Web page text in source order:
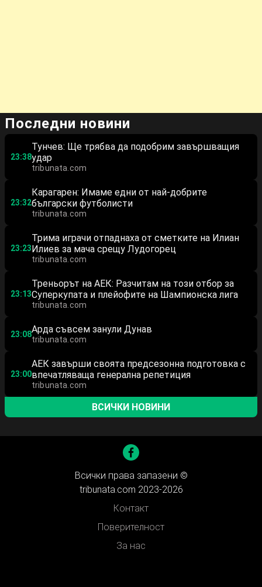
Последни новини
23:38
Тунчев: Ще трябва да подобрим завършващия
удар
tribunata.com
23:32
Карагарен: Имаме едни от най-добрите
български футболисти
tribunata.com
23:23
Трима играчи отпаднаха от сметките на Илиан
Илиев за мача срещу Лудогорец
tribunata.com
23:13
Треньорът на АЕК: Разчитам на този отбор за
Суперкупата и плейофите на Шампионска лига
tribunata.com
23:08Арда съвсем занули Дунав
tribunata.com
23:00
АЕК завърши своята предсезонна подготовка с
впечатляваща генерална репетиция
tribunata.com
ВСИЧКИ НОВИНИ
Всички права запазени ©
tribunata.com 2023-2026
Контакт
Поверителност
За нас